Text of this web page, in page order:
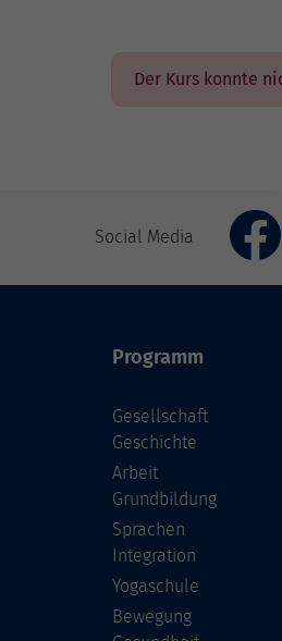
Der Kurs konnte
Social Media
Programm
Gesellschaft
Geschichte
Arbeit
Grundbildung
Sprachen
Integration
Yogaschule
Bewegung